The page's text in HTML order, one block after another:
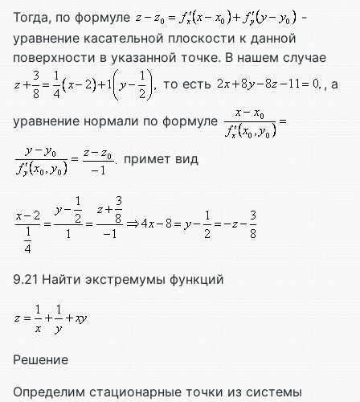
Тогда, по формуле
-
уравнение касательной плоскости к данной
поверхности в указанной точке. В нашем случае
то есть
, а
уравнение нормали по формуле
примет вид
9.21 Найти экстремумы функций
Решение
Определим стационарные точки из системы